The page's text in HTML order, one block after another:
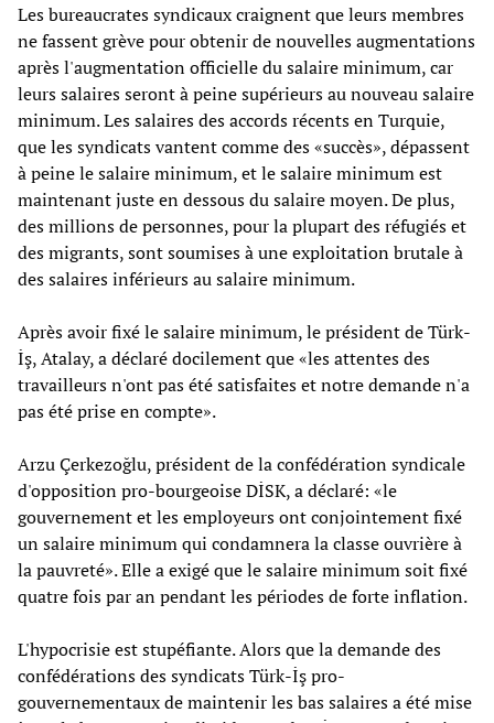
Les bureaucrates syndicaux craignent que leurs membres
ne fassent grève pour obtenir de nouvelles augmentations
après l'augmentation officielle du salaire minimum, car
leurs salaires seront à peine supérieurs au nouveau salaire
minimum. Les salaires des accords récents en Turquie,
que les syndicats vantent comme des «succès», dépassent
à peine le salaire minimum, et le salaire minimum est
maintenant juste en dessous du salaire moyen. De plus,
des millions de personnes, pour la plupart des réfugiés et
des migrants, sont soumises à une exploitation brutale à
des salaires inférieurs au salaire minimum.
Après avoir fixé le salaire minimum, le président de Türk-
İş, Atalay, a déclaré docilement que «les attentes des
travailleurs n'ont pas été satisfaites et notre demande n'a
pas été prise en compte».
Arzu Çerkezoğlu, président de la confédération syndicale
d'opposition pro-bourgeoise DİSK, a déclaré: «le
gouvernement et les employeurs ont conjointement fixé
un salaire minimum qui condamnera la classe ouvrière à
la pauvreté». Elle a exigé que le salaire minimum soit fixé
quatre fois par an pendant les périodes de forte inflation.
L'hypocrisie est stupéfiante. Alors que la demande des
confédérations des syndicats Türk-İş pro-
gouvernementaux de maintenir les bas salaires a été mise